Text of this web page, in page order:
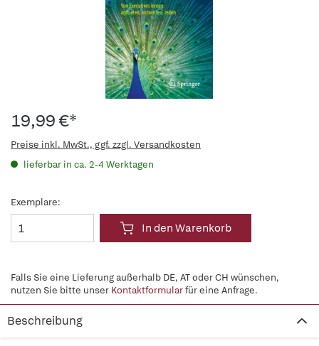
19,99 €*
Preise inkl. MwSt., ggf. zzgl. Versandkosten
lieferbar in ca. 2-4 Werktagen
Exemplare:
In den Warenkorb
Falls Sie eine Lieferung außerhalb DE, AT oder CH wünschen,
nutzen Sie bitte unser Kontaktformularfür eine Anfrage.
Beschreibung